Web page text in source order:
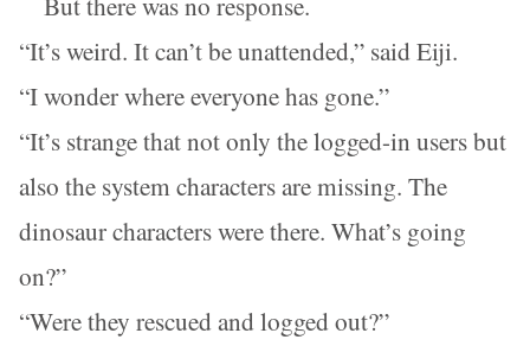
“It’s weird. It can’t be unattended,” said Eiji.
“I wonder where everyone has gone.”
“It’s strange that not only the logged-in users but
also the system characters are missing. The
dinosaur characters were there. What’s going
on?”
“Were they rescued and logged out?”